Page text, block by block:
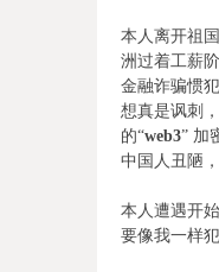
本人离开祖
洲过着工薪
金融诈骗惯
想真是讽刺
的“web3” 加
中国人丑陋
本人遭遇开
要像我一样